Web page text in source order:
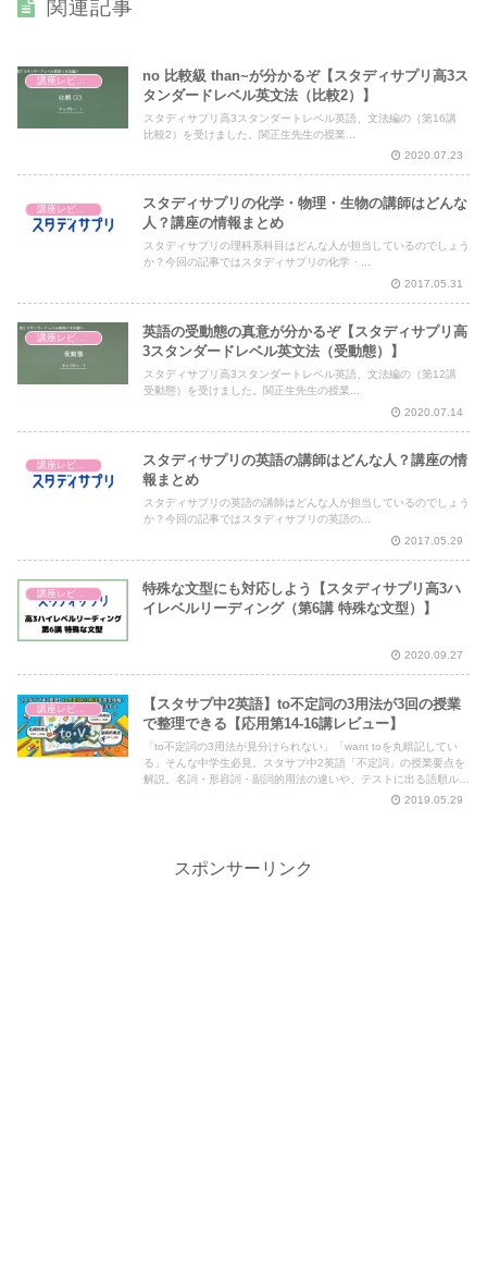
関連記事
no 比較級 than~が分かるぞ【スタディサプリ高3ス
タンダードレベル英文法（比較2）】
スタディサプリ高3スタンダートレベル英語、文法編の（第16講
比較2）を受けました。関正生先生の授業...
2020.07.23
スタディサプリの化学・物理・生物の講師はどんな
人？講座の情報まとめ
スタディサプリの理科系科目はどんな人が担当しているのでしょう
か？今回の記事ではスタディサプリの化学・...
2017.05.31
英語の受動態の真意が分かるぞ【スタディサプリ高
3スタンダードレベル英文法（受動態）】
スタディサプリ高3スタンダートレベル英語、文法編の（第12講
受動態）を受けました。関正生先生の授業...
2020.07.14
講座レビュー
スタディサプリの英語の講師はどんな人？講座の情
報まとめ
スタディサプリの英語の講師はどんな人が担当しているのでしょう
か？今回の記事ではスタディサプリの英語の...
2017.05.29
講座レビュー
特殊な文型にも対応しよう【スタディサプリ高3ハ
イレベルリーディング（第6講 特殊な文型）】
2020.09.27
講座レビュー
【スタサプ中2英語】to不定詞の3用法が3回の授業
で整理できる【応用第14-16講レビュー】
「to不定詞の3用法が見分けられない」「want toを丸暗記してい
る」そんな中学生必見。スタサプ中2英語「不定詞」の授業要点を
解説。名詞・形容詞・副詞的用法の違いや、テストに出る語順ルー
2019.05.29
スポンサーリンク